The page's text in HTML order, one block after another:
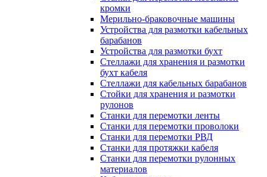
кромки
Мерильно-браковочные машины
Устройства для размотки кабельных
барабанов
Устройства для размотки бухт
Стеллажи для хранения и размотки
бухт кабеля
Стеллажи для кабельных барабанов
Стойки для хранения и размотки
рулонов
Станки для перемотки ленты
Станки для перемотки проволоки
Станки для перемотки РВД
Станки для протяжки кабеля
Станки для перемотки рулонных
материалов